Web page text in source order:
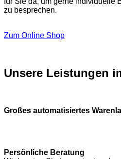
zu besprechen.
Zum Online Shop
Unsere Leistungen
Großes automatisiertes
Persönliche Beratung